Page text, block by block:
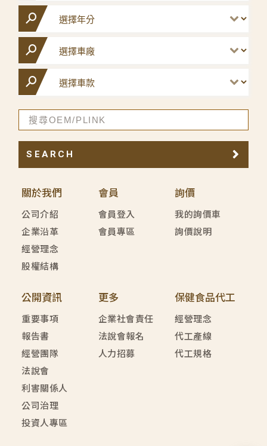
關於我們
公司介紹
企業沿革
經營理念
股權結構
會員
會員登入
會員專區
詢價
我的詢價車
詢價說明
公開資訊
重要事項
報告書
經營團隊
法說會
利害關係人
公司治理
投資人專區
更多
企業社會責任
法說會報名
人力招募
保健食品代工
經營理念
代工產線
代工規格
SEARCH